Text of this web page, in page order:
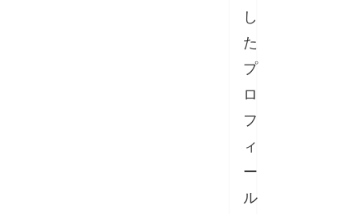
し
た
プ
ロ
フ
ィ
ー
ル